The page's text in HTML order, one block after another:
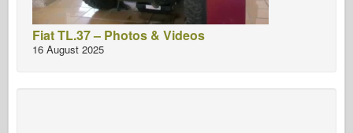
Fiat TL.37 – Photos & Videos
16 August 2025